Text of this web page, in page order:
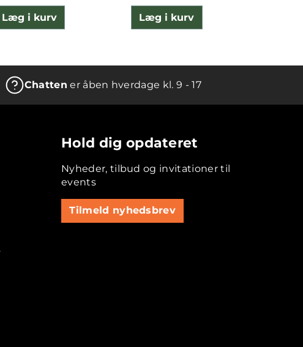
Læg i kurv Læg i kurv
Chatten er åben hverdage kl. 9 - 17
Hold dig opdateret
Nyheder, tilbud og invitationer til
events
Tilmeld nyhedsbrev